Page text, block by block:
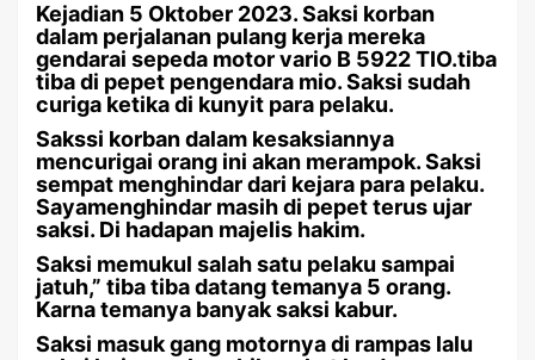
Kejadian 5 Oktober 2023. Saksi korban
dalam perjalanan pulang kerja mereka
gendarai sepeda motor vario B 5922 TIO.tiba
tiba di pepet pengendara mio. Saksi sudah
curiga ketika di kunyit para pelaku.
Sakssi korban dalam kesaksiannya
mencurigai orang ini akan merampok. Saksi
sempat menghindar dari kejara para pelaku.
Sayamenghindar masih di pepet terus ujar
saksi. Di hadapan majelis hakim.
Saksi memukul salah satu pelaku sampai
jatuh,” tiba tiba datang temanya 5 orang.
Karna temanya banyak saksi kabur.
Saksi masuk gang motornya di rampas lalu